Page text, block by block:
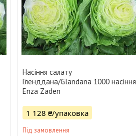
Насіння салату
Гленддана/Glandana 1000 насіння
Enza Zaden
1 128 ₴/упаковка
Під замовлення